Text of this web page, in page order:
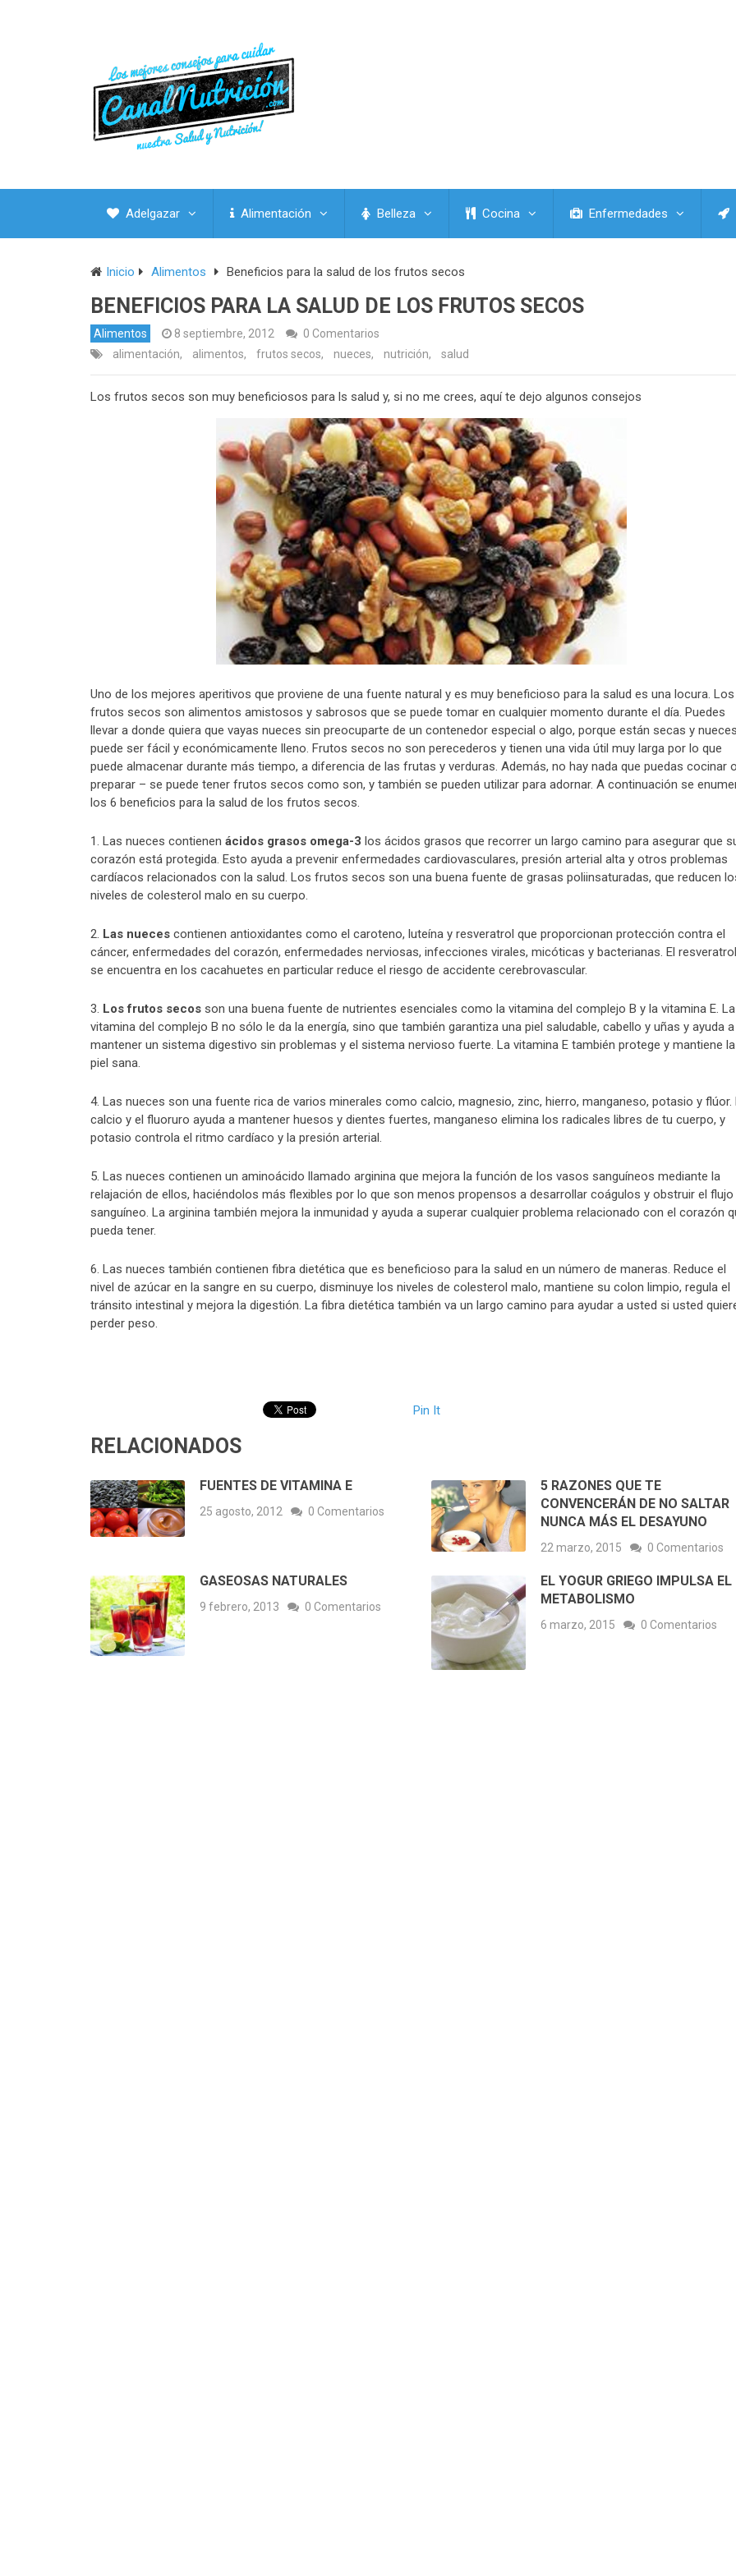
Adelgazar Alimentación Belleza Cocina Enfermedades
Inicio Alimentos Beneficios para la salud de los frutos secos
BENEFICIOS PARA LA SALUD DE LOS FRUTOS SECOS
Alimentos 8 septiembre, 2012
0 Comentarios
alimentación, alimentos, frutos secos, nueces, nutrición, salud
Los frutos secos son muy beneficiosos para ls salud y, si no me crees, aquí te dejo algunos consejos
Uno de los mejores aperitivos que proviene de una fuente natural y es muy beneficioso para la salud es una locura. Los
frutos secos son alimentos amistosos y sabrosos que se puede tomar en cualquier momento durante el día. Puedes
llevar a donde quiera que vayas nueces sin preocuparte de un contenedor especial o algo, porque están secas y nueces
puede ser fácil y económicamente lleno. Frutos secos no son perecederos y tienen una vida útil muy larga por lo que
puede almacenar durante más tiempo, a diferencia de las frutas y verduras. Además, no hay nada que puedas cocinar o
preparar – se puede tener frutos secos como son, y también se pueden utilizar para adornar. A continuación se
los 6 beneficios para la salud de los frutos secos.
1. Las nueces contienen ácidos grasos omega-3 los ácidos grasos que recorrer un largo camino para asegurar que
corazón está protegida. Esto ayuda a prevenir enfermedades cardiovasculares, presión arterial alta y otros problemas
cardíacos relacionados con la salud. Los frutos secos son una buena fuente de grasas poliinsaturadas, que reducen
niveles de colesterol malo en su cuerpo.
2. Las nueces contienen antioxidantes como el caroteno, luteína y resveratrol que proporcionan protección contra el
cáncer, enfermedades del corazón, enfermedades nerviosas, infecciones virales, micóticas y bacterianas. El resveratrol
se encuentra en los cacahuetes en particular reduce el riesgo de accidente cerebrovascular.
3. Los frutos secos son una buena fuente de nutrientes esenciales como la vitamina del complejo B y la vitamina E. La
vitamina del complejo B no sólo le da la energía, sino que también garantiza una piel saludable, cabello y uñas y ayuda a
mantener un sistema digestivo sin problemas y el sistema nervioso fuerte. La vitamina E también protege y mantiene la
piel sana.
4. Las nueces son una fuente rica de varios minerales como calcio, magnesio, zinc, hierro, manganeso, potasio y flúor.
calcio y el fluoruro ayuda a mantener huesos y dientes fuertes, manganeso elimina los radicales libres de tu cuerpo, y
potasio controla el ritmo cardíaco y la presión arterial.
5. Las nueces contienen un aminoácido llamado arginina que mejora la función de los vasos sanguíneos mediante la
relajación de ellos, haciéndolos más flexibles por lo que son menos propensos a desarrollar coágulos y obstruir el flujo
sanguíneo. La arginina también mejora la inmunidad y ayuda a superar cualquier problema relacionado con el corazón
pueda tener.
6. Las nueces también contienen fibra dietética que es beneficioso para la salud en un número de maneras. Reduce el
nivel de azúcar en la sangre en su cuerpo, disminuye los niveles de colesterol malo, mantiene su colon limpio, regula el
tránsito intestinal y mejora la digestión. La fibra dietética también va un largo camino para ayudar a usted si usted
perder peso.
Pin It
RELACIONADOS
FUENTES DE VITAMINA E
25 agosto, 2012 0 Comentarios
5 RAZONES QUE TE
CONVENCERÁN DE NO SALTAR
NUNCA MÁS EL DESAYUNO
22 marzo, 2015 0 Comentarios
GASEOSAS NATURALES
9 febrero, 2013 0 Comentarios
EL YOGUR GRIEGO IMPULSA EL
METABOLISMO
6 marzo, 2015 0 Comentarios